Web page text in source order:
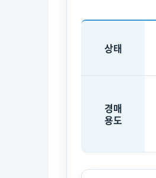
상태
경매
용도